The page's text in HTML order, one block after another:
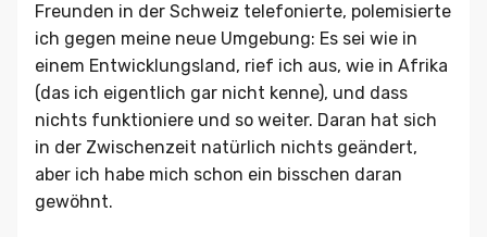
Freunden in der Schweiz telefonierte, polemisierte
ich gegen meine neue Umgebung: Es sei wie in
einem Entwicklungsland, rief ich aus, wie in Afrika
(das ich eigentlich gar nicht kenne), und dass
nichts funktioniere und so weiter. Daran hat sich
in der Zwischenzeit natürlich nichts geändert,
aber ich habe mich schon ein bisschen daran
gewöhnt.